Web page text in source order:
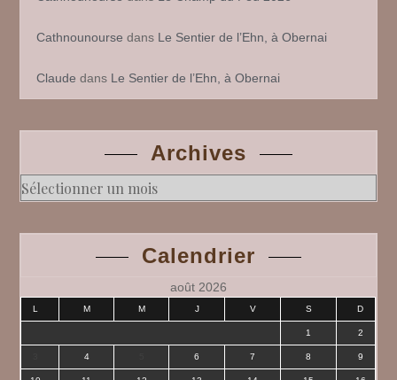
Cathnounourse dans Le Sentier de l’Ehn, à Obernai
Claude dans Le Sentier de l’Ehn, à Obernai
Archives
Archives
Calendrier
août 2026
L M M J V S D
1 2
4 6 7 8 9